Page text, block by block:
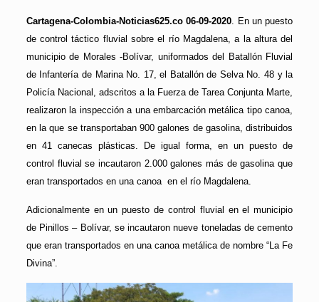
Cartagena-Colombia-Noticias625.co 06-09-2020. En un puesto
de control táctico fluvial sobre el río Magdalena, a la altura del
municipio de Morales -Bolívar, uniformados del Batallón Fluvial
de Infantería de Marina No. 17, el Batallón de Selva No. 48 y la
Policía Nacional, adscritos a la Fuerza de Tarea Conjunta Marte,
realizaron la inspección a una embarcación metálica tipo canoa,
en la que se transportaban 900 galones de gasolina, distribuidos
en 41 canecas plásticas. De igual forma, en un puesto de
control fluvial se incautaron 2.000 galones más de gasolina que
eran transportados en una canoa en el río Magdalena.
Adicionalmente en un puesto de control fluvial en el municipio
de Pinillos – Bolívar, se incautaron nueve toneladas de cemento
que eran transportados en una canoa metálica de nombre “La Fe
Divina”.